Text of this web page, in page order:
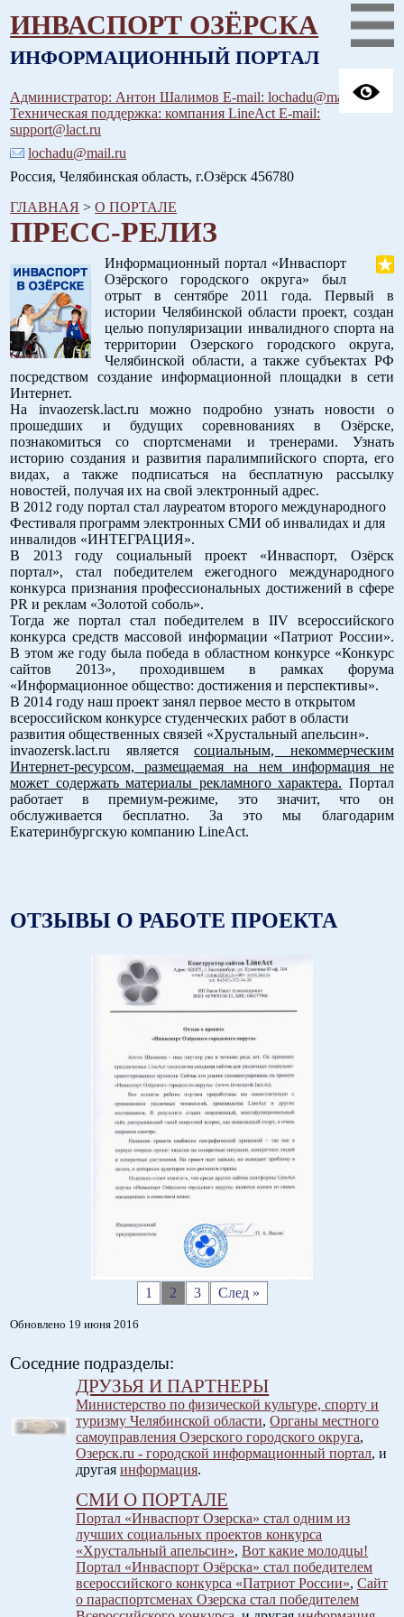
ИНВАСПОРТ ОЗЁРСКА
ИНФОРМАЦИОННЫЙ ПОРТАЛ
Администратор: Антон Шалимов E-mail: lochadu@mail.ru
Техническая поддержка: компания LineAct E-mail:
support@lact.ru
lochadu@mail.ru
Россия, Челябинская область, г.Озёрск 456780
ГЛАВНАЯ >О ПОРТАЛЕ
ПРЕСС-РЕЛИЗ
Информационный портал «Инваспорт
Озёрского городского округа» был
отрыт в сентябре 2011 года. Первый в
истории Челябинской области проект, создан
целью популяризации инвалидного спорта на
территории Озерского городского округа,
Челябинской области, а также субъектах РФ
посредством создание информационной площадки в сети
Интернет.
На invaozersk.lact.ru можно подробно узнать новости о
прошедших и будущих соревнованиях в Озёрске,
познакомиться со спортсменами и тренерами. Узнать
историю создания и развития паралимпийского спорта, его
видах, а также подписаться на бесплатную рассылку
новостей, получая их на свой электронный адрес.
В 2012 году портал стал лауреатом второго международного
Фестиваля программ электронных СМИ об инвалидах и для
инвалидов «ИНТЕГРАЦИЯ».
В 2013 году социальный проект «Инваспорт, Озёрск
портал», стал победителем ежегодного международного
конкурса признания профессиональных достижений в сфере
PR и реклам «Золотой соболь».
Тогда же портал стал победителем в IIV всероссийского
конкурса средств массовой информации «Патриот России».
В этом же году была победа в областном конкурсе «Конкурс
сайтов 2013», проходившем в рамках форума
«Информационное общество: достижения и перспективы».
В 2014 году наш проект занял первое место в открытом
всероссийском конкурсе студенческих работ в области
развития общественных связей «Хрустальный апельсин».
invaozersk.lact.ru являетсясоциальным, некоммерческим
Интернет-ресурсом, размещаемая на нем информация не
может содержать материалы рекламного характера. Портал
работает в премиум-режиме, это значит, что он
обслуживается бесплатно. За это мы благодарим
Екатеринбургскую компанию LineAct.
ОТЗЫВЫ О РАБОТЕ ПРОЕКТА
1 2 3 След »
Обновлено 19 июня 2016
Соседние подразделы:
ДРУЗЬЯ И ПАРТНЕРЫ
Министерство по физической культуре, спорту и
туризму Челябинской области,Органы местного
самоуправления Озерского городского округа,
Озерск.ru - городской информационный портал, и
другаяинформация.
СМИ О ПОРТАЛЕ
Портал «Инваспорт Озерска» стал одним из
лучших социальных проектов конкурса
«Хрустальный апельсин»,Вот какие молодцы!
Портал «Инваспорт Озёрска» стал победителем
всероссийского конкурса «Патриот России»,Сайт
о параспортсменах Озерска стал победителем